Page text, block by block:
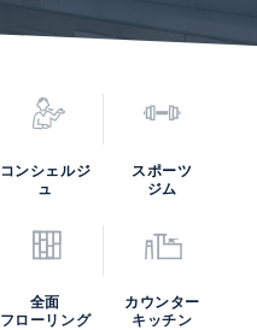
コンシェルジ
ュ
スポーツ
ジム
全面
フローリング
カウンター
キッチン